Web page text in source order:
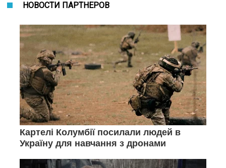
НОВОСТИ ПАРТНЕРОВ